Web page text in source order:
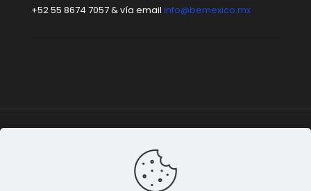
+52 55 8674 7057 & vía email info@bemexico.mx
© 2015-2024 Todos los derechos
Terminos & Condiciones